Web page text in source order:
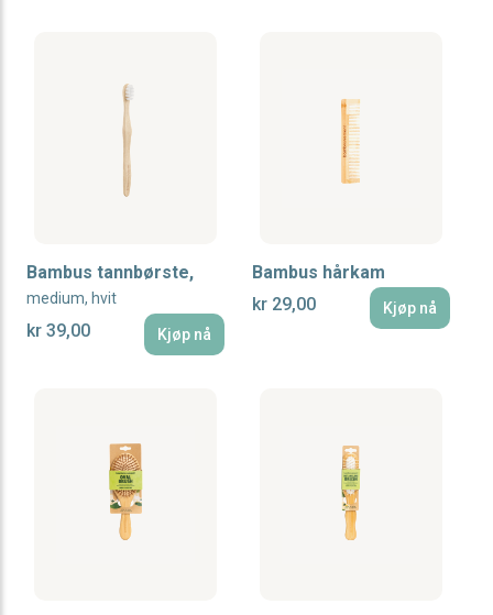
Bambus tannbørste,
medium, hvit
kr 39,00 Kjøp nå
Bambus hårkam
kr 29,00
Kjøp nå